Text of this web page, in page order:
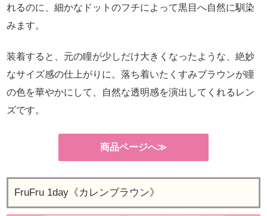
れるのに、細かなドットのフチによって黒目へ自然に馴染
みます。
装着すると、元の瞳が少しだけ大きくなったような、絶妙
なサイズ感の仕上がりに。落ち着いたくすみブラウンが瞳
の色を華やかにして、自然な透明感を演出してくれるレン
ズです。
商品ページへ≫
FruFru 1day《カレンブラウン》